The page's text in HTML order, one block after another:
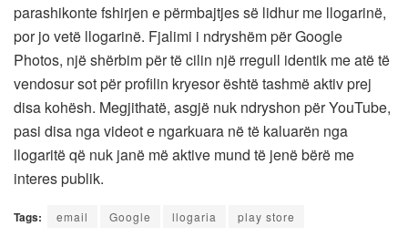
parashikonte fshirjen e përmbajtjes së lidhur me llogarinë,
por jo vetë llogarinë. Fjalimi i ndryshëm për Google
Photos, një shërbim për të cilin një rregull identik me atë të
vendosur sot për profilin kryesor është tashmë aktiv prej
disa kohësh. Megjithatë, asgjë nuk ndryshon për YouTube,
pasi disa nga videot e ngarkuara në të kaluarën nga
llogaritë që nuk janë më aktive mund të jenë bërë me
interes publik.
Tags: email Google llogaria play store